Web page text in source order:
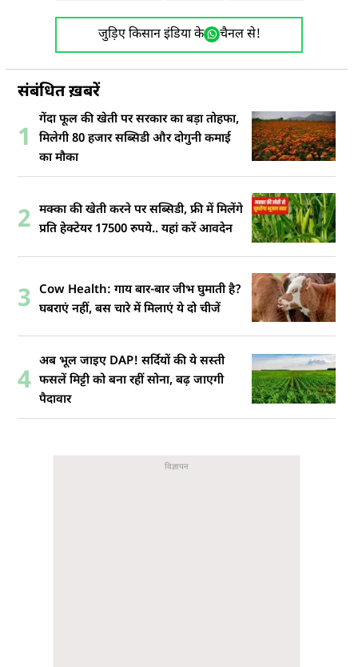
जुड़िए किसान इंडिया के चैनल से!
संबंधित ख़बरें
1
गेंदा फूल की खेती पर सरकार का बड़ा तोहफा,
मिलेगी 80 हजार सब्सिडी और दोगुनी कमाई
का मौका
2 मक्का की खेती करने पर सब्सिडी, फ्री में मिलेंगे
प्रति हेक्टेयर 17500 रुपये.. यहां करें आवदेन
3 Cow Health: गाय बार-बार जीभ घुमाती है?
घबराएं नहीं, बस चारे में मिलाएं ये दो चीजें
4
अब भूल जाइए DAP! सर्दियों की ये सस्ती
फसलें मिट्टी को बना रहीं सोना, बढ़ जाएगी
पैदावार